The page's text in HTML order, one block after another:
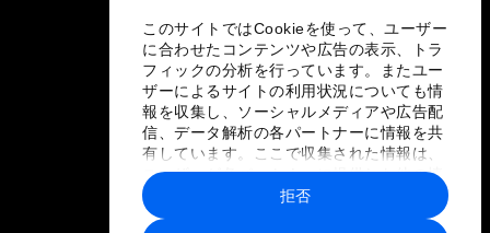
このサイトではCookieを使って、ユーザー
に合わせたコンテンツや広告の表示、トラ
フィックの分析を行っています。またユー
ザーによるサイトの利用状況についても情
報を収集し、ソーシャルメディアや広告配
信、データ解析の各パートナーに情報を共
有しています。ここで収集された情報は、
ユーザーが各パートナーに提供した他の情
報や各パートナーのサービスを使用した際
に収集された情報と組み合わされ、各パー
拒否